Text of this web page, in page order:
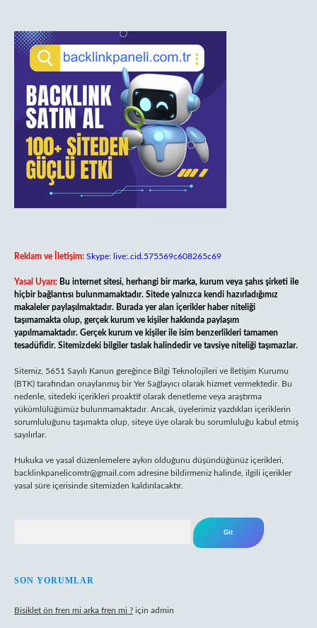
Reklam ve İletişim: Skype: live:.cid.575569c608265c69
Yasal Uyarı: Bu internet sitesi, herhangi bir marka, kurum veya şahıs şirketi ile
hiçbir bağlantısı bulunmamaktadır. Sitede yalnızca kendi hazırladığımız
makaleler paylaşılmaktadır. Burada yer alan içerikler haber niteliği
taşımamakta olup, gerçek kurum ve kişiler hakkında paylaşım
yapılmamaktadır. Gerçek kurum ve kişiler ile isim benzerlikleri tamamen
tesadüfidir. Sitemizdeki bilgiler taslak halindedir ve tavsiye niteliği taşımazlar.
Sitemiz, 5651 Sayılı Kanun gereğince Bilgi Teknolojileri ve İletişim Kurumu
(BTK) tarafından onaylanmış bir Yer Sağlayıcı olarak hizmet vermektedir. Bu
nedenle, sitedeki içerikleri proaktif olarak denetleme veya araştırma
yükümlülüğümüz bulunmamaktadır. Ancak, üyelerimiz yazdıkları içeriklerin
sorumluluğunu taşımakta olup, siteye üye olarak bu sorumluluğu kabul etmiş
sayılırlar.
Hukuka ve yasal düzenlemelere aykırı olduğunu düşündüğünüz içerikleri,
backlinkpanelicomtr@gmail.com adresine bildirmeniz halinde, ilgili içerikler
yasal süre içerisinde sitemizden kaldırılacaktır.
SON YORUMLAR
Bisiklet ön fren mi arka fren mi ? için admin